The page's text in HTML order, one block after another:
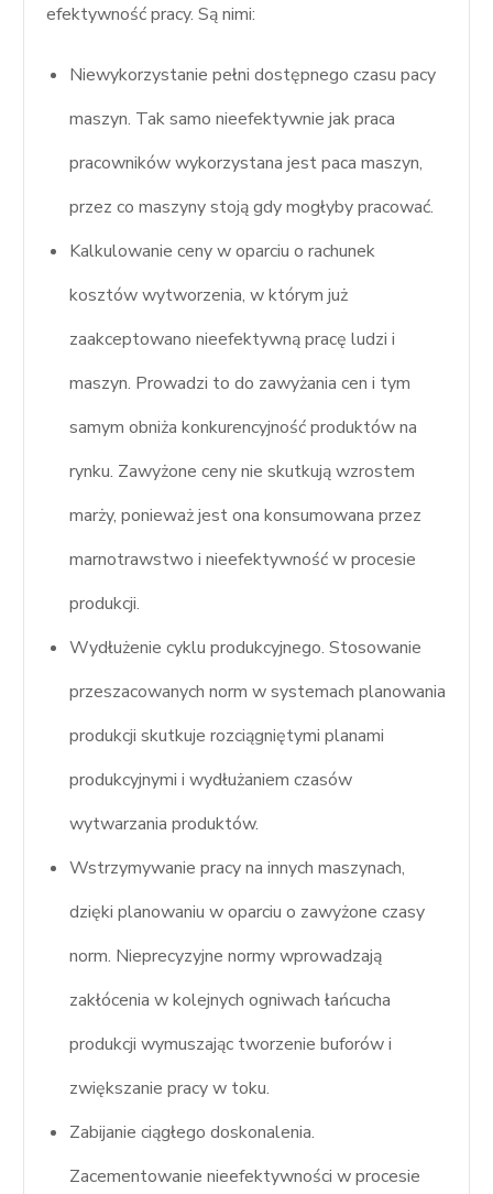
efektywność pracy. Są nimi:
Niewykorzystanie pełni dostępnego czasu pacy
maszyn. Tak samo nieefektywnie jak praca
pracowników wykorzystana jest paca maszyn,
przez co maszyny stoją gdy mogłyby pracować.
Kalkulowanie ceny w oparciu o rachunek
kosztów wytworzenia, w którym już
zaakceptowano nieefektywną pracę ludzi i
maszyn. Prowadzi to do zawyżania cen i tym
samym obniża konkurencyjność produktów na
rynku. Zawyżone ceny nie skutkują wzrostem
marży, ponieważ jest ona konsumowana przez
marnotrawstwo i nieefektywność w procesie
produkcji.
Wydłużenie cyklu produkcyjnego. Stosowanie
przeszacowanych norm w systemach planowania
produkcji skutkuje rozciągniętymi planami
produkcyjnymi i wydłużaniem czasów
wytwarzania produktów.
Wstrzymywanie pracy na innych maszynach,
dzięki planowaniu w oparciu o zawyżone czasy
norm. Nieprecyzyjne normy wprowadzają
zakłócenia w kolejnych ogniwach łańcucha
produkcji wymuszając tworzenie buforów i
zwiększanie pracy w toku.
Zabijanie ciągłego doskonalenia.
Zacementowanie nieefektywności w procesie